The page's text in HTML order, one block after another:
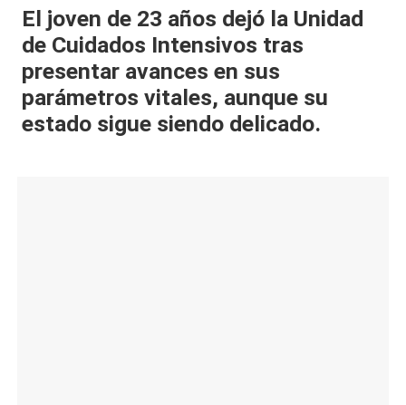
al
it
y
s,
El joven de 23 años dejó la Unidad
de Cuidados Intensivos tras
presentar avances en sus
parámetros vitales, aunque su
estado sigue siendo delicado.